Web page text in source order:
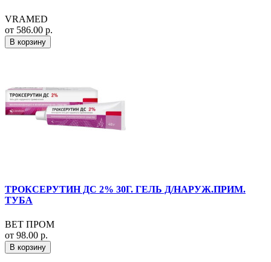
VRAMED
от 586.00 р.
В корзину
ТРОКСЕРУТИН ДС 2% 30Г. ГЕЛЬ Д/НАРУЖ.ПРИМ.
ТУБА
ВЕТ ПРОМ
от 98.00 р.
В корзину